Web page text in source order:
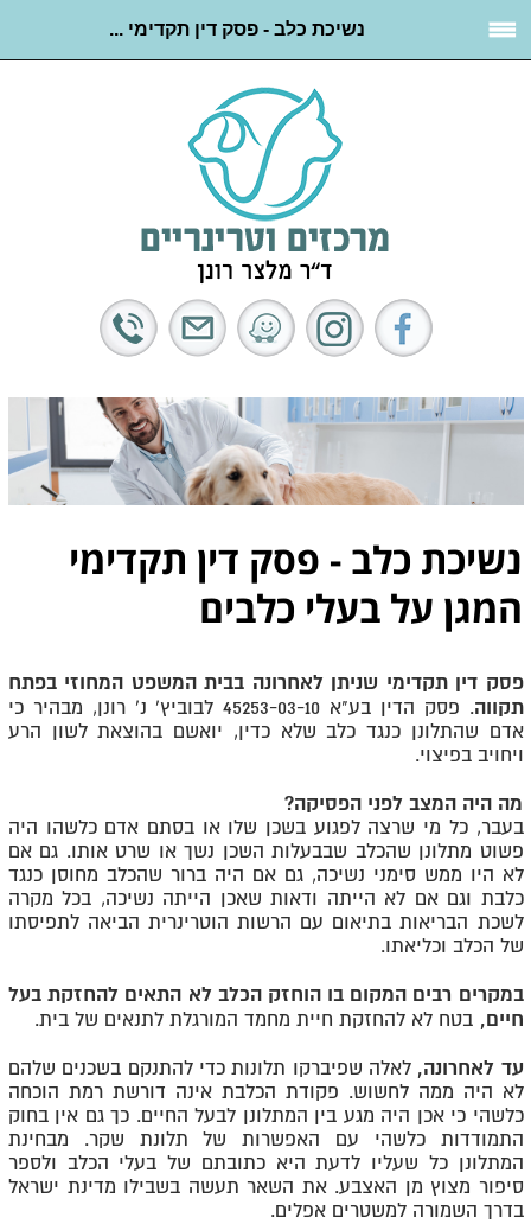
נשיכת כלב - פסק דין תקדימי ...
נשיכת כלב - פסק דין תקדימי
המגן על בעלי כלבים
פסק דין תקדימי שניתן לאחרונה בבית המשפט המחוזי בפתח
תקווה
. פסק הדין בע"א 45253-03-10 לבוביץ' נ' רונן, מבהיר כי
אדם שהתלונן כנגד כלב שלא כדין, יואשם בהוצאת לשון הרע
ויחויב בפיצוי.
מה היה המצב לפני הפסיקה?
בעבר, כל מי שרצה לפגוע בשכן שלו או בסתם אדם כלשהו היה
פשוט מתלונן שהכלב שבבעלות השכן נשך או שרט אותו. גם אם
לא היו ממש סימני נשיכה, גם אם היה ברור שהכלב מחוסן כנגד
כלבת וגם אם לא הייתה ודאות שאכן הייתה נשיכה, בכל מקרה
לשכת הבריאות בתיאום עם הרשות הוטרינרית הביאה לתפיסתו
של הכלב וכליאתו.
במקרים רבים המקום בו הוחזק הכלב לא התאים להחזקת בעל
חיים, בטח לא להחזקת חיית מחמד המורגלת לתנאים של בית.
עד לאחרונה, לאלה שפיברקו תלונות כדי להתנקם בשכנים שלהם
לא היה ממה לחשוש. פקודת הכלבת אינה דורשת רמת הוכחה
כלשהי כי אכן היה מגע בין המתלונן לבעל החיים. כך גם אין בחוק
התמודדות כלשהי עם האפשרות של תלונת שקר. מבחינת
המתלונן כל שעליו לדעת היא כתובתם של בעלי הכלב ולספר
סיפור מצוץ מן האצבע. את השאר תעשה בשבילו מדינת ישראל
בדרך השמורה למשטרים אפלים.